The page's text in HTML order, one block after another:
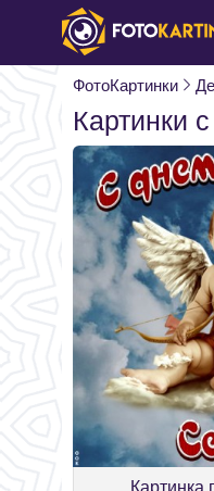
ФотоКартинки
Картинки